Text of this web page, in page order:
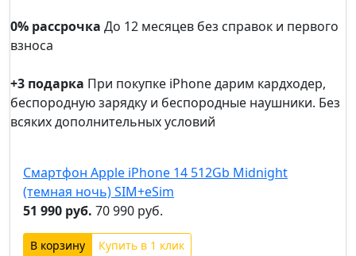
0% рассрочка До 12 месяцев без справок и первого
взноса
+3 подарка При покупке iPhone дарим кардходер,
беспородную зарядку и беспородные наушники. Без
всяких дополнительных условий
Смартфон Apple iPhone 14 512Gb Midnight
(темная ночь) SIM+eSim
51 990 руб. 70 990 руб.
Купить в 1 клик